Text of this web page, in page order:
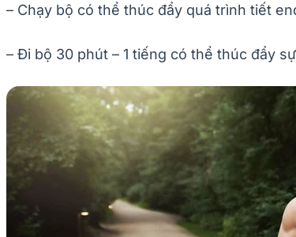
– Chạy bộ có thể thúc đẩy quá trình tiết
– Đi bộ 30 phút – 1 tiếng có thể thúc đẩy